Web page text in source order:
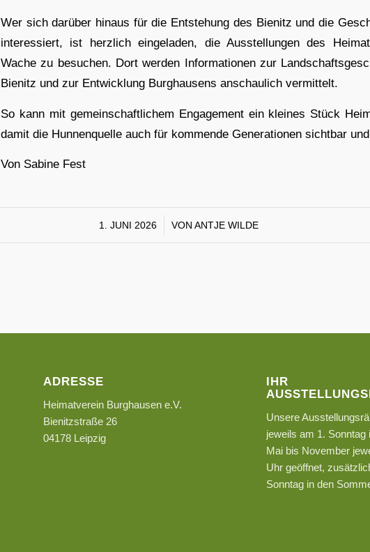
Wer sich darüber hinaus für die Entstehung des Bienitz und die
interessiert, ist herzlich eingeladen, die Ausstellungen des
Wache zu besuchen. Dort werden Informationen zur
Bienitz und zur Entwicklung Burghausens anschaulich vermittelt.
So kann mit gemeinschaftlichem Engagement ein kleines Stück
damit die Hunnenquelle auch für kommende Generationen sichtbar
Von Sabine Fest
1. JUNI 2026
/ VON ANTJE WILDE
ADRESSE
Heimatverein Burghausen e.V.
Bienitzstraße 26
04178 Leipzig
IHR
Unsere
jeweils am 1. Sonntag
Mai bis November
Uhr geöffnet,
Sonntag in den